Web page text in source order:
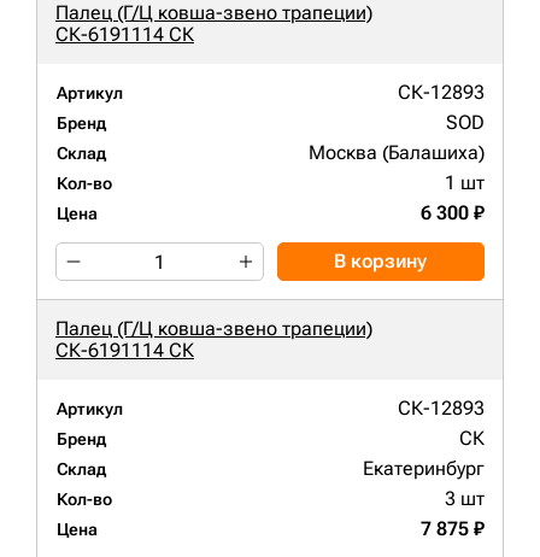
Палец (Г/Ц ковша-звено трапеции)
СК-6191114 СК
Артикул СК-12893
Бренд SOD
Склад Москва (Балашиха)
Кол-во 1 шт
Цена 6 300 ₽
В корзину
Палец (Г/Ц ковша-звено трапеции)
СК-6191114 СК
Артикул СК-12893
Бренд СК
Склад Екатеринбург
Кол-во 3 шт
Цена 7 875 ₽